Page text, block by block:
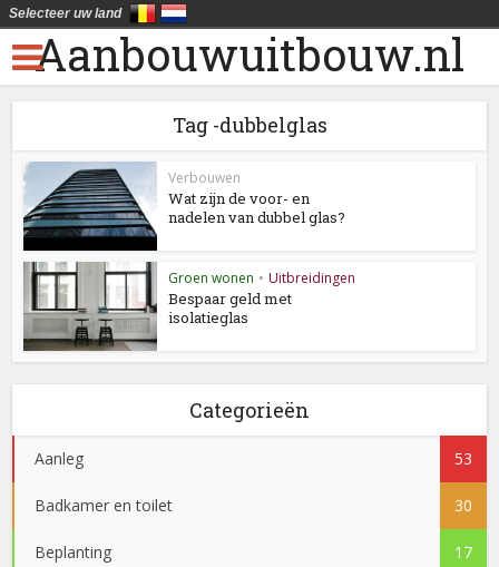
Aanbouwuitbouw.nl
Tag -dubbelglas
Verbouwen
Wat zijn de voor- en
nadelen van dubbel glas?
Groen wonen • Uitbreidingen
Bespaar geld met
isolatieglas
Categorieën
Aanleg 53
Badkamer en toilet 30
Beplanting 17
Selecteer uw land